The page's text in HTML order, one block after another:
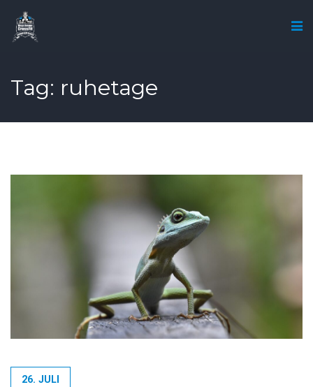
Tag: ruhetage
26. JULI